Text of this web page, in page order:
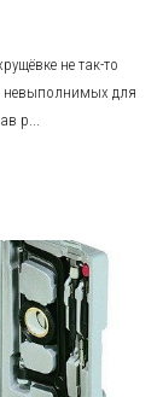
не так-то
невыполнимых для
р...